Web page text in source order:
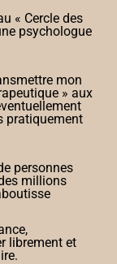
« Cercle des
psychologue
mon
» aux
pratiquement
personnes
millions
librement et